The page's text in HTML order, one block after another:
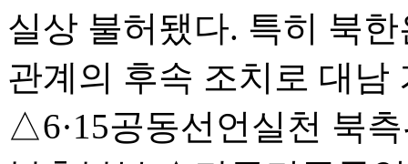
실상 불허됐다. 특히 북
관계의 후속 조치로 대
△6·15공동선언실천 북